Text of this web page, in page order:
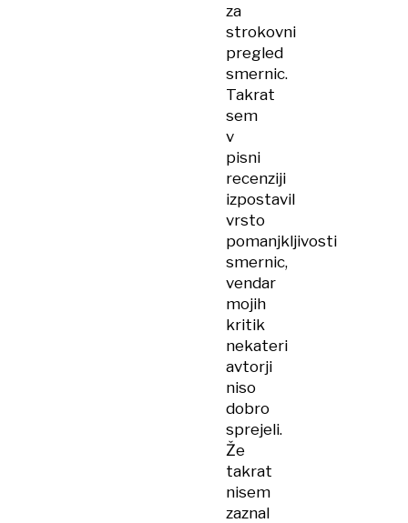
za
strokovni
pregled
smernic.
Takrat
sem
v
pisni
recenziji
izpostavil
vrsto
pomanjkljivosti
smernic,
vendar
mojih
kritik
nekateri
avtorji
niso
dobro
sprejeli.
Že
takrat
nisem
zaznal